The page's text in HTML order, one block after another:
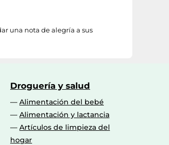
una nota de alegría a sus
Droguería y salud
Alimentación del bebé
Alimentación y lactancia
Artículos de limpieza del
hogar